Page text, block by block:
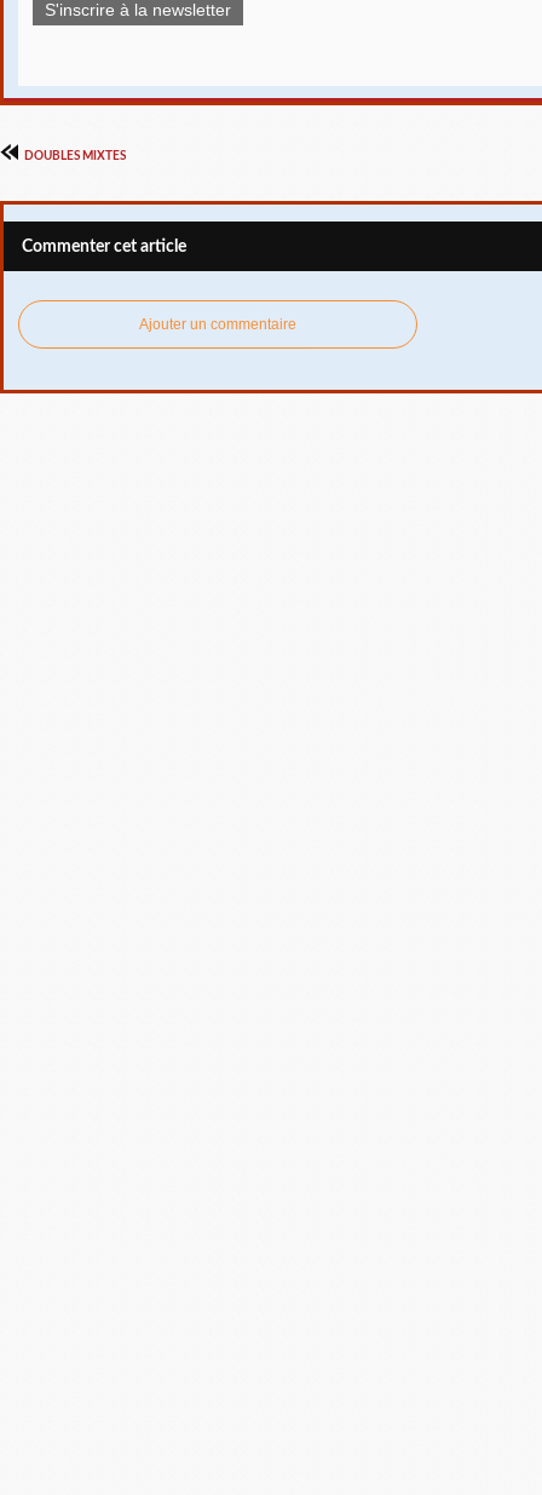
S'inscrire à la newsletter
DOUBLES MIXTES
Commenter cet article
Ajouter un commentaire